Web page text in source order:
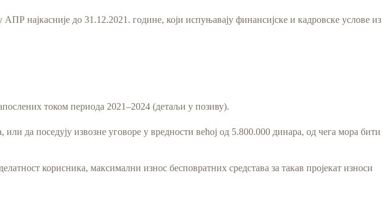
најкасније до 31.12.2021. године, који испуњавају финансијске и кадровске услове из
током периода 2021–2024 (детаљи у позиву).
да поседују извозне уговоре у вредности већој од 5.800.000 динара, од чега мора бити
корисника, максимални износ бесповратних средстава за такав пројекат износи